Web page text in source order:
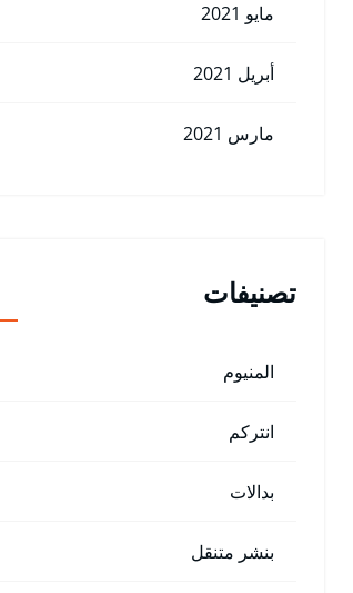
مايو 2021
أبريل 2021
مارس 2021
تصنيفات
المنيوم
انتركم
بدالات
بنشر متنقل